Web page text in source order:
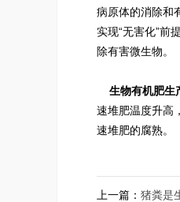
病原体的消除和
实现“无害化”前
除有害微生物。
生物有机肥生
速堆肥温度升高
速堆肥的腐熟。
上一篇： 猪粪是